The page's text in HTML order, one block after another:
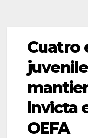
Cuatro
invicta
OEFA